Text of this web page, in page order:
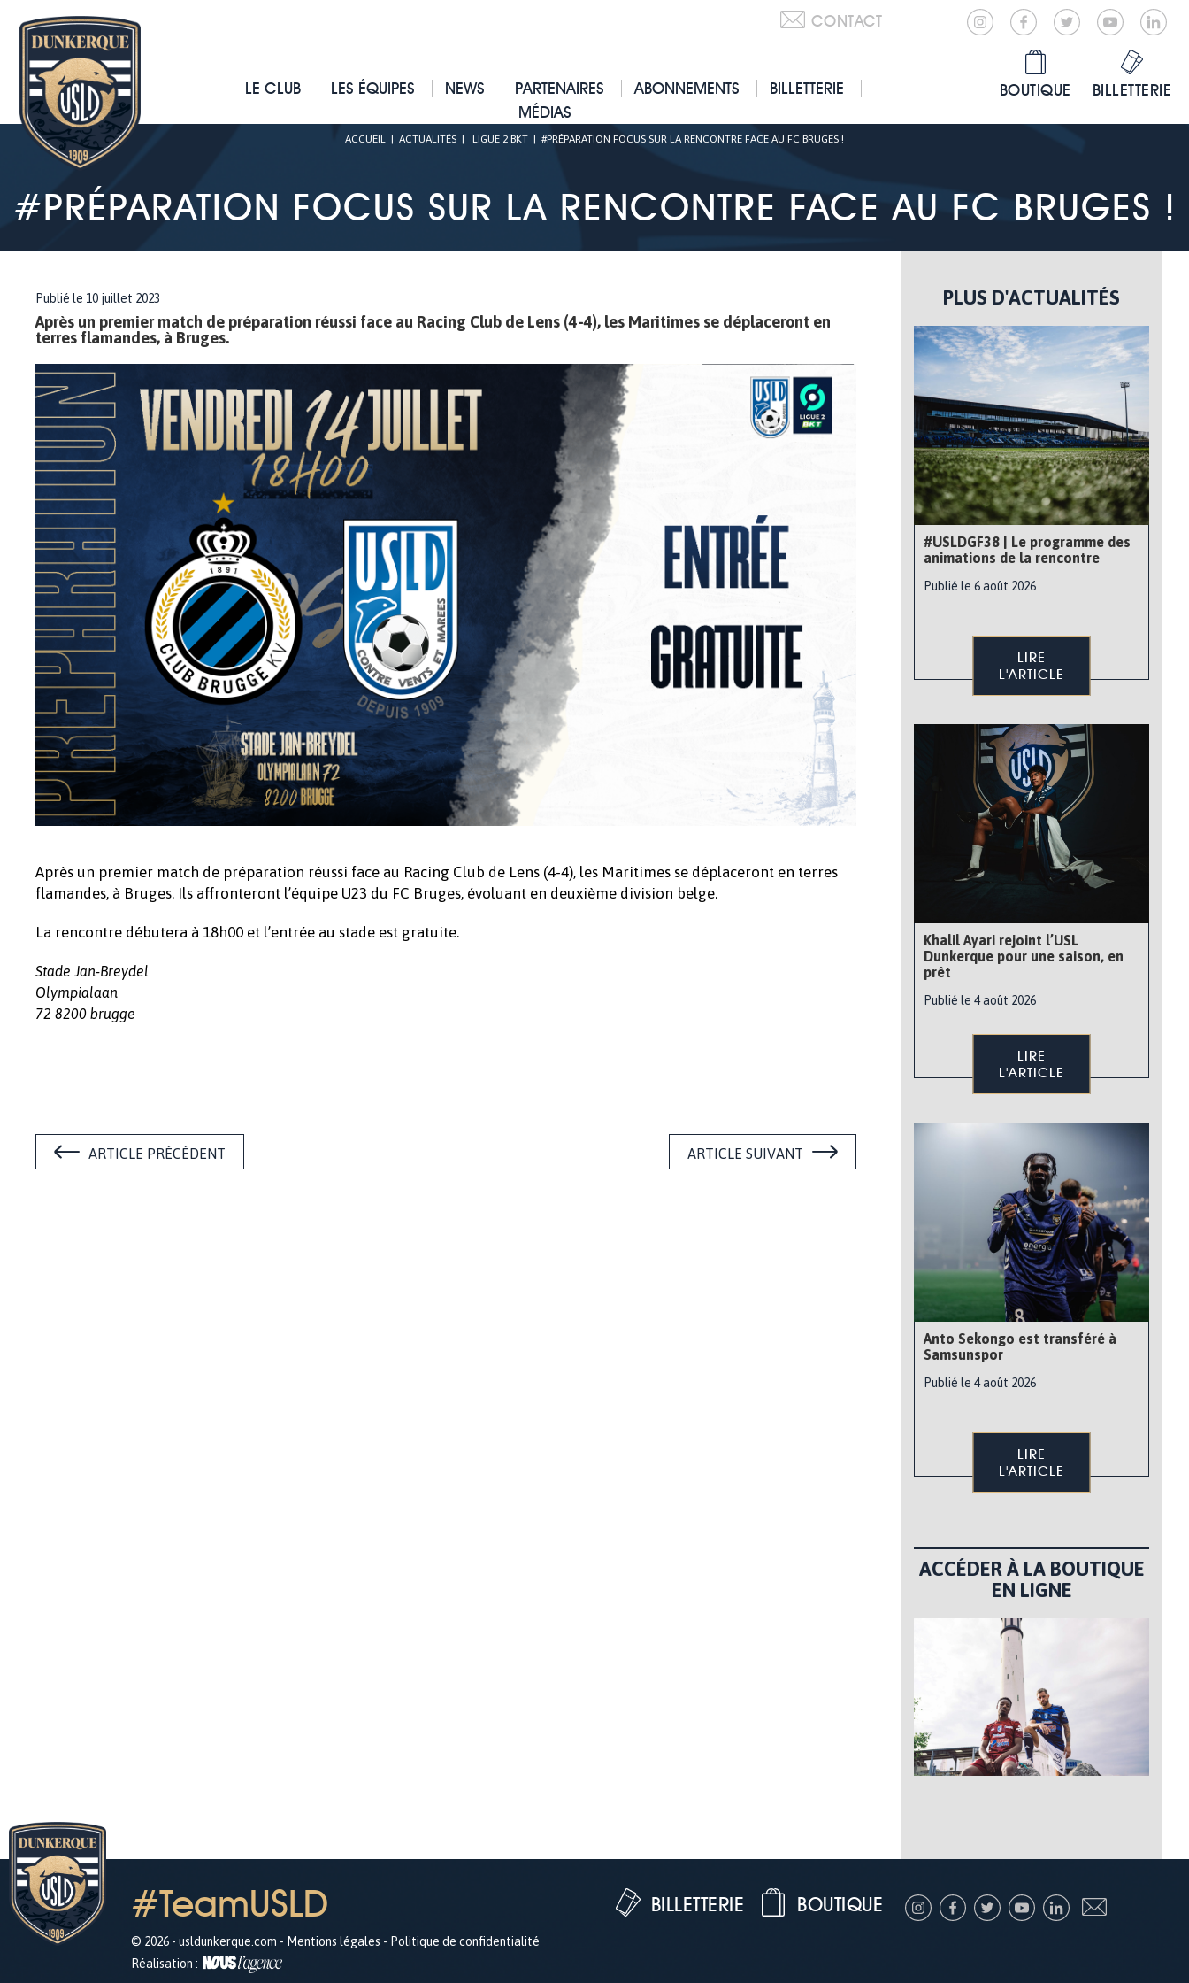
CONTACT
LE CLUB LES ÉQUIPES NEWS PARTENAIRES ABONNEMENTS
BILLETTERIE
MÉDIAS
BOUTIQUE BILLETTERIE
ACCUEIL ACTUALITÉS LIGUE 2 BKT #PRÉPARATION FOCUS SUR LA RENCONTRE FACE AU FC BRUGES !
#PRÉPARATION FOCUS SUR LA RENCONTRE FACE AU FC BRUGES !
Publié le 10 juillet 2023
Après un premier match de préparation réussi face au Racing Club de Lens (4-4), les Maritimes se déplaceront en
terres flamandes, à Bruges.
Après un premier match de préparation réussi face au Racing Club de Lens (4-4), les Maritimes se déplaceront en terres
flamandes, à Bruges. Ils affronteront l’équipe U23 du FC Bruges, évoluant en deuxième division belge.
La rencontre débutera à 18h00 et l’entrée au stade est gratuite.
Stade Jan-Breydel
Olympialaan
72 8200 brugge
ARTICLE PRÉCÉDENT ARTICLE SUIVANT
PLUS D'ACTUALITÉS
#USLDGF38 | Le programme des
animations de la rencontre
Publié le 6 août 2026
LIRE
L'ARTICLE
Khalil Ayari rejoint l’USL
Dunkerque pour une saison, en
prêt
Publié le 4 août 2026
LIRE
L'ARTICLE
Anto Sekongo est transféré à
Samsunspor
Publié le 4 août 2026
LIRE
L'ARTICLE
ACCÉDER À LA BOUTIQUE
EN LIGNE
#TeamUSLD
© 2026 - usldunkerque.com - Mentions légales - Politique de confidentialité
Réalisation :
BOUTIQUE
BILLETTERIE